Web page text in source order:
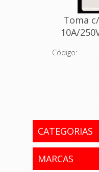
Toma
10A/
Código:
CATEGORIAS
MARCAS